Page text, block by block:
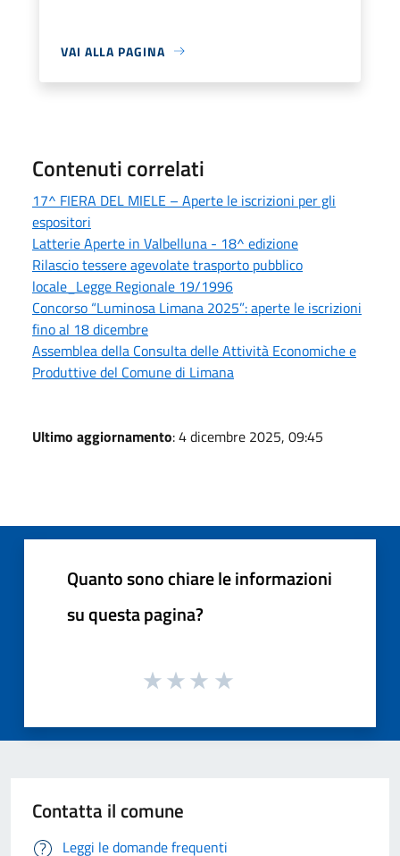
VAI ALLA PAGINA
Contenuti correlati
17^ FIERA DEL MIELE – Aperte le iscrizioni per gli
espositori
Latterie Aperte in Valbelluna - 18^ edizione
Rilascio tessere agevolate trasporto pubblico
locale_Legge Regionale 19/1996
Concorso “Luminosa Limana 2025”: aperte le iscrizioni
fino al 18 dicembre
Assemblea della Consulta delle Attività Economiche e
Produttive del Comune di Limana
Ultimo aggiornamento: 4 dicembre 2025, 09:45
Quanto sono chiare le informazioni
su questa pagina?
Contatta il comune
Leggi le domande frequenti